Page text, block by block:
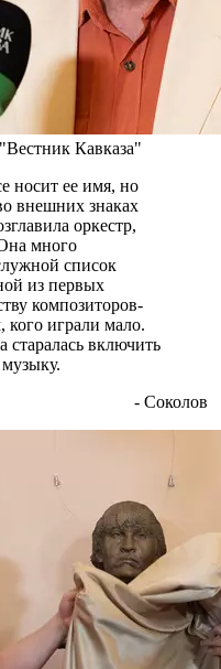
Кавказа"
носит ее имя, но
внешних знаках
оркестр,
много
список
из первых
композиторов-
кого играли мало.
старалась включить
- Соколов